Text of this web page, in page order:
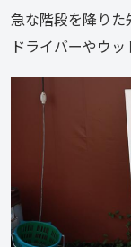
急な階段を降りた
ドライバーやウッ